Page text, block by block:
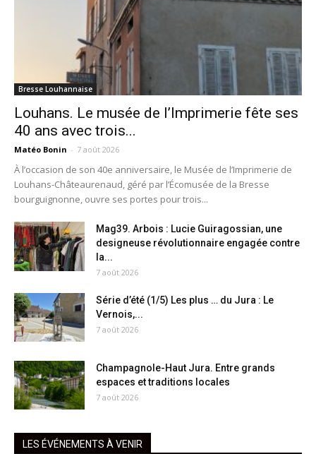
Bresse Louhannaise
Louhans. Le musée de l’Imprimerie fête ses
40 ans avec trois...
Matéo Bonin - 7 août 2026
À l’occasion de son 40e anniversaire, le Musée de l’Imprimerie de
Louhans-Châteaurenaud, géré par l’Écomusée de la Bresse
bourguignonne, ouvre ses portes pour trois...
Mag39. Arbois : Lucie Guiragossian, une
designeuse révolutionnaire engagée contre
la...
7 août 2026
Série d’été (1/5) Les plus … du Jura : Le
Vernois,...
7 août 2026
Champagnole-Haut Jura. Entre grands
espaces et traditions locales
7 août 2026
LES ÉVÉNEMENTS À VENIR